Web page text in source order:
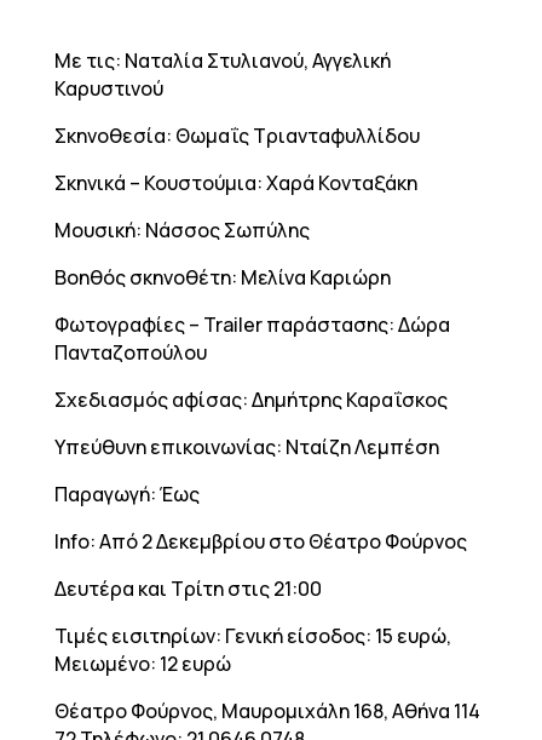
Με τις: Ναταλία Στυλιανού, Αγγελική
Καρυστινού
Σκηνοθεσία: Θωμαΐς Τριανταφυλλίδου
Σκηνικά – Κουστούμια: Χαρά Κονταξάκη
Μουσική: Νάσσος Σωπύλης
Βοηθός σκηνοθέτη: Μελίνα Καριώρη
Φωτογραφίες – Trailer παράστασης: Δώρα
Πανταζοπούλου
Σχεδιασμός αφίσας: Δημήτρης Καραΐσκος
Υπεύθυνη επικοινωνίας: Νταίζη Λεμπέση
Παραγωγή: Έως
Info: Από 2 Δεκεμβρίου στο Θέατρο Φούρνος
Δευτέρα και Τρίτη στις 21:00
Τιμές εισιτηρίων: Γενική είσοδος: 15 ευρώ,
Μειωμένο: 12 ευρώ
Θέατρο Φούρνος, Μαυρομιχάλη 168, Αθήνα 114